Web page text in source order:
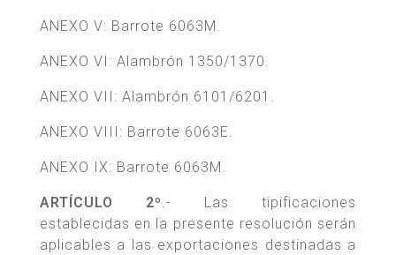
ANEXO V: Barrote 6063M.
ANEXO VI: Alambrón 1350/1370.
ANEXO VII: Alambrón 6101/6201.
ANEXO VIII: Barrote 6063E.
ANEXO IX: Barrote 6063M.
ARTÍCULO 2º .- Las tipificaciones
establecidas en la presente resolución serán
aplicables a las exportaciones destinadas a